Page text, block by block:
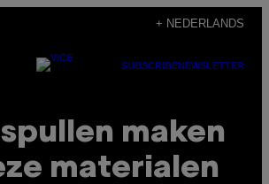
+ NEDERLANDS
SUBSCRIBENEWSLETTER
maken
materialen